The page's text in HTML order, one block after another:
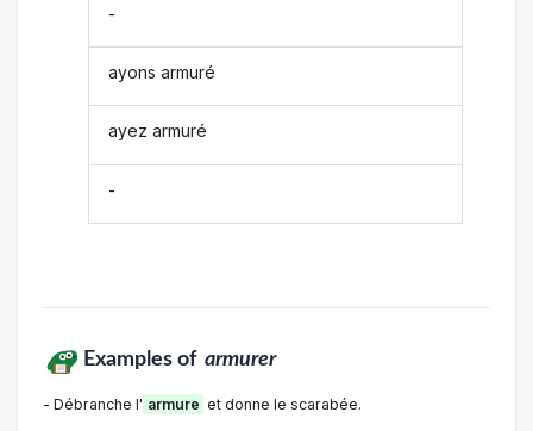
-
ayons armuré
ayez armuré
-
Examples of armurer
- Débranche l' armure et donne le scarabée.